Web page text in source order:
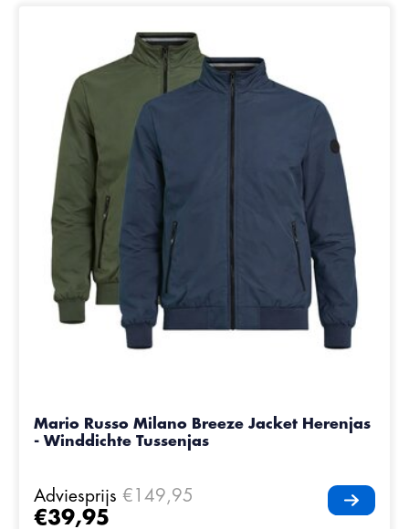
Mario Russo Milano Breeze Jacket Herenjas
- Winddichte Tussenjas
Adviesprijs €149,95
€39,95